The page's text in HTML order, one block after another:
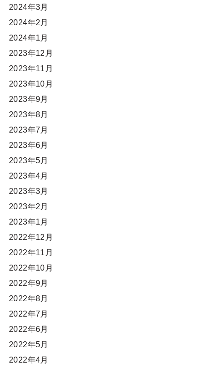
2024年3月
2024年2月
2024年1月
2023年12月
2023年11月
2023年10月
2023年9月
2023年8月
2023年7月
2023年6月
2023年5月
2023年4月
2023年3月
2023年2月
2023年1月
2022年12月
2022年11月
2022年10月
2022年9月
2022年8月
2022年7月
2022年6月
2022年5月
2022年4月